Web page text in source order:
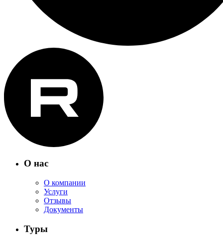
О нас
О компании
Услуги
Отзывы
Документы
Туры